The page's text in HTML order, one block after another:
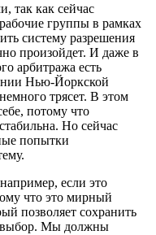
так как сейчас
группы в рамках
систему разрешения
произойдет. И даже в
арбитража есть
Нью-Йоркской
трясет. В этом
потому что
Но сейчас
попытки
если это
что это мирный
позволяет сохранить
выбор. Мы должны